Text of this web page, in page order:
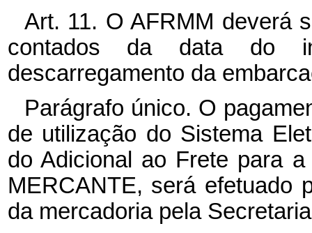
Art. 11. O AFRMM deverá
contados da data do
descarregamento da
Parágrafo único. O
de utilização do Sistema
do Adicional ao Frete para
MERCANTE, será efetuado
da mercadoria pela